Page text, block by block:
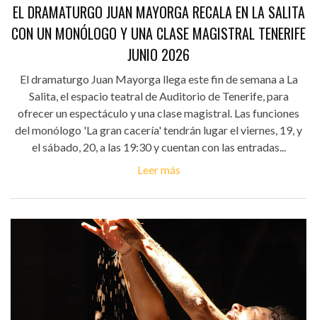
EL DRAMATURGO JUAN MAYORGA RECALA EN LA SALITA
CON UN MONÓLOGO Y UNA CLASE MAGISTRAL TENERIFE
JUNIO 2026
El dramaturgo Juan Mayorga llega este fin de semana a La
Salita, el espacio teatral de Auditorio de Tenerife, para
ofrecer un espectáculo y una clase magistral. Las funciones
del monólogo 'La gran cacería' tendrán lugar el viernes, 19, y
el sábado, 20, a las 19:30 y cuentan con las entradas...
Leer más